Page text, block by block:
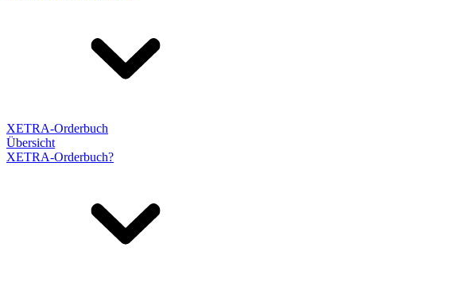
XETRA-Orderbuch
Übersicht
XETRA-Orderbuch?